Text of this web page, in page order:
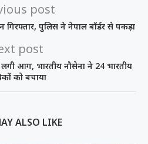
post
पुलिस ने नेपाल बॉर्डर से पकड़ा
post
आग, भारतीय नौसेना ने 24 भारतीय
को बचाया
ALSO LIKE